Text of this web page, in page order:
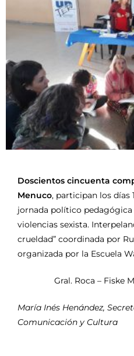
Doscientos cincuenta
Menuco, participan los días
jornada político pedagógica
violencias sexista.
crueldad” coordinada por
organizada por la Escuela
Gral. Roca – Fiske
María Inés Henández,
Comunicación y Cultura